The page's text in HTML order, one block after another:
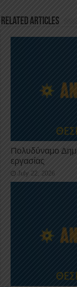
k
Related Articles
Πολυδύναμο
εργασίας
July 22, 2026